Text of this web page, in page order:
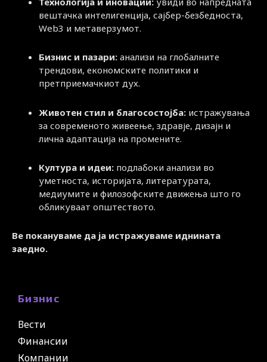
вештачка интелигенција, сајбер-безбедноста,
Web3 и метаверзумот.
Бизнис и пазари: анализи на глобалните
трендови, економските политики и
претприемачкиот дух.
Животен стил и благосостојба: истражувања
за современото живеење, здравје, дизајн и
лична адаптација на промените.
Култура и идеи: подлабоки анализи во
уметноста, историјата, литературата,
медиумите и филозофските движења што го
обликуваат општеството.
Ве покануваме да ја истражуваме иднината
заедно.
Бизнис
Вести
Финансии
Компании